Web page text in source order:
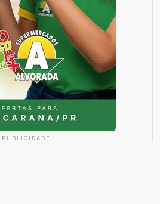
PUBLICIDADE